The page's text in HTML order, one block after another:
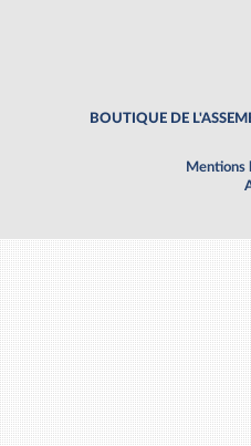
BOUTIQUE DE
Mentions